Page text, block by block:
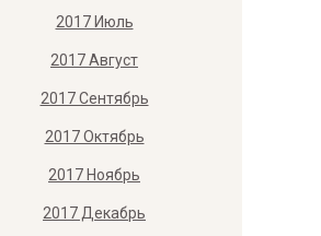
2017 Июль
2017 Август
2017 Сентябрь
2017 Октябрь
2017 Ноябрь
2017 Декабрь